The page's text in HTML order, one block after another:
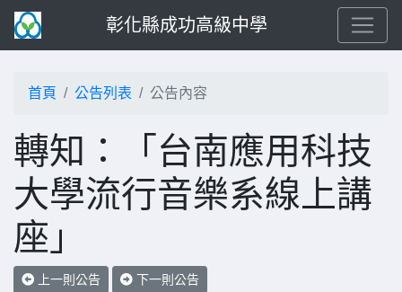
彰化縣成功高級中學
首頁 公告列表 公告內容
轉知：「台南應用科技
大學流行音樂系線上講
座」
上一則公告 下一則公告